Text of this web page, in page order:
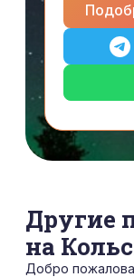
Другие
на
Добро